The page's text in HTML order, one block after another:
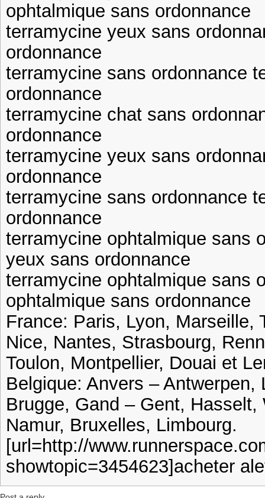
ophtalmique sans ordonnance
terramycine yeux sans
ordonnance
terramycine sans ordonnance
ordonnance
terramycine chat sans
ordonnance
terramycine yeux sans
ordonnance
terramycine sans ordonnance
ordonnance
terramycine ophtalmique sans
yeux sans ordonnance
terramycine ophtalmique sans
ophtalmique sans ordonnance
France: Paris, Lyon, Marseille,
Nice, Nantes, Strasbourg,
Toulon, Montpellier, Douai et
Belgique: Anvers –
Brugge, Gand – Gent,
Namur, Bruxelles, Limbourg.
[url=http://
showtopic=3454623]acheter